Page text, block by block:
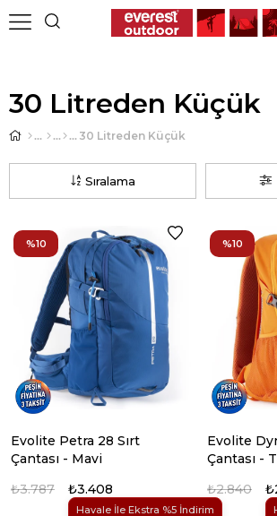
30 Litreden Küçük
30 Litreden Küçük
Sıralama
Evolite Petra 28 Sırt
Çantası - Mavi
₺3.408
Havale İle Ekstra %5 İndirim
₺3.787
%10
Evolite
Çantası -
₺2.840
%10